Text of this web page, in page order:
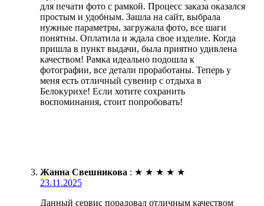
для печати фото с рамкой. Процесс заказа оказался
простым и удобным. Зашла на сайт, выбрала
нужные параметры, загружала фото, все шаги
понятны. Оплатила и ждала свое изделие. Когда
пришла в пункт выдачи, была приятно удивлена
качеством! Рамка идеально подошла к
фотографии, все детали проработаны. Теперь у
меня есть отличный сувенир с отдыха в
Белокурихе! Если хотите сохранить
воспоминания, стоит попробовать!
Жанна Свешникова : ★ ★ ★ ★ ★
23.11.2025
Данный сервис порадовал отличным качеством